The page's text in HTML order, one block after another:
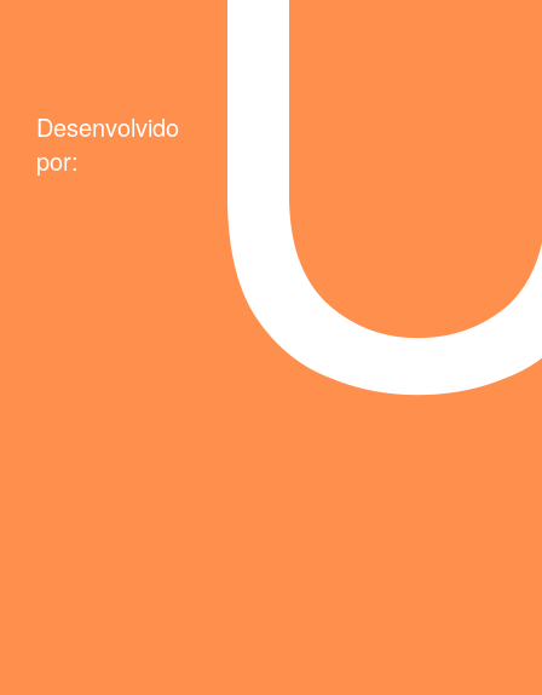
Desenvolvido
por: